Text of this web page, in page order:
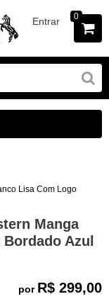
Entrar 0
Lisa Com Logo
Manga
Azul
por R$ 299,00